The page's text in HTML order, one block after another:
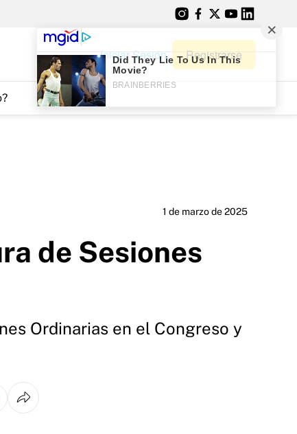
Iniciar Sesión Registrarse
1 de marzo de 2025
de Sesiones
Ordinarias en el Congreso y